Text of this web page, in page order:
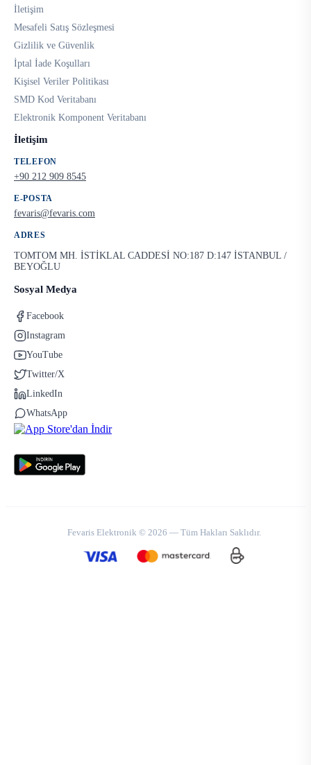
İletişim
Mesafeli Satış Sözleşmesi
Gizlilik ve Güvenlik
İptal İade Koşulları
Kişisel Veriler Politikası
SMD Kod Veritabanı
Elektronik Komponent Veritabanı
İletişim
TELEFON
+90 212 909 8545
E-POSTA
fevaris@fevaris.com
ADRES
TOMTOM MH. İSTİKLAL CADDESİ NO:187 D:147 İSTANBUL /
BEYOĞLU
Sosyal Medya
Facebook
Instagram
YouTube
Twitter/X
LinkedIn
WhatsApp
Fevaris Elektronik © 2026 — Tüm Hakları Saklıdır.